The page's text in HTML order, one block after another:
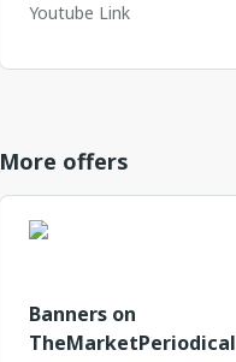
Youtube Link
More offers
Banners on
TheMarketPeriodical